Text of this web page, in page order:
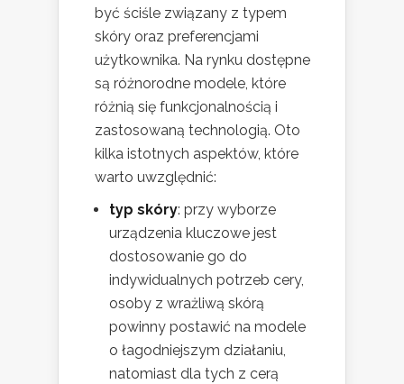
być ściśle związany z typem
skóry oraz preferencjami
użytkownika. Na rynku dostępne
są różnorodne modele, które
różnią się funkcjonalnością i
zastosowaną technologią. Oto
kilka istotnych aspektów, które
warto uwzględnić:
typ skóry: przy wyborze
urządzenia kluczowe jest
dostosowanie go do
indywidualnych potrzeb cery,
osoby z wrażliwą skórą
powinny postawić na modele
o łagodniejszym działaniu,
natomiast dla tych z cerą